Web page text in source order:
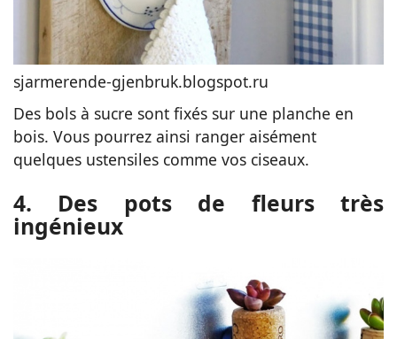
sjarmerende-gjenbruk.blogspot.ru
Des bols à sucre sont fixés sur une planche en
bois. Vous pourrez ainsi ranger aisément
quelques ustensiles comme vos ciseaux.
4. Des pots de fleurs très
ingénieux